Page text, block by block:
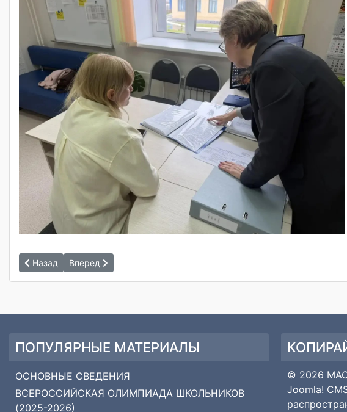
Назад Вперед
ПОПУЛЯРНЫЕ МАТЕРИАЛЫ
ОСНОВНЫЕ СВЕДЕНИЯ
ВСЕРОССИЙСКАЯ ОЛИМПИАДА ШКОЛЬНИКОВ
(2025-2026)
© 2026
Joomla!